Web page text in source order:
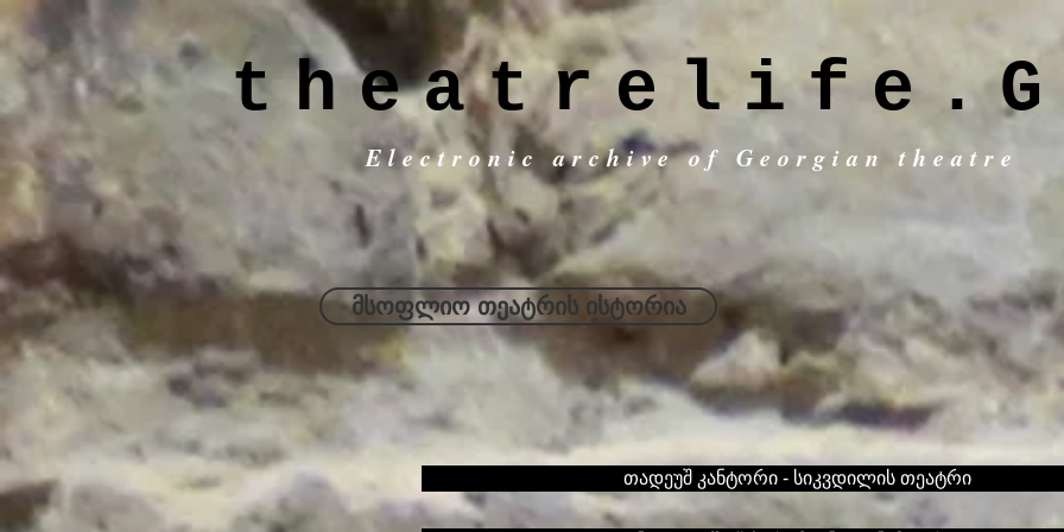
Electronic archive of Georgian theatre
მსოფლიო თეატრის ისტორია
თადეუშ კანტორი - სიკვდილის თეატრი